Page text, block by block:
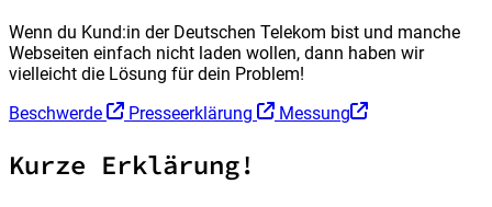
Wenn du Kund:in der Deutschen Telekom bist und manche
Webseiten einfach nicht laden wollen, dann haben wir
vielleicht die Lösung für dein Problem!
Beschwerde
Presseerklärung Messung
Kurze Erklärung!